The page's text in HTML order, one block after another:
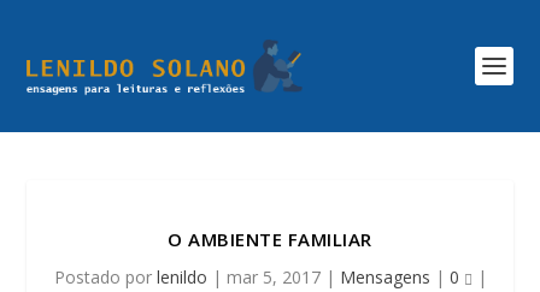
O AMBIENTE FAMILIAR
Postado por lenildo | mar 5, 2017| Mensagens | 0 |